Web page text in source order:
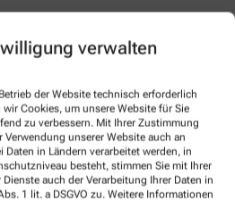
verwalten
der Website technisch erforderlich
Cookies, um unsere Website für Sie
zu verbessern. Mit Ihrer Zustimmung
unserer Website auch an
Daten in Ländern verarbeitet werden, in
besteht, stimmen Sie mit Ihrer
auch der Verarbeitung Ihrer Daten in
1 lit. a DSGVO zu. Weitere Informationen